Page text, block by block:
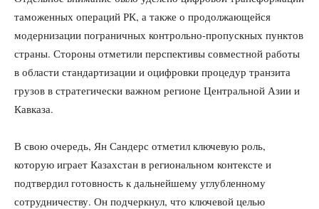
таможенных операций РК, а также о продолжающейся
модернизации пограничных контрольно-пропускных пунктов
страны. Стороны отметили перспективы совместной работы
в области стандартизации и оцифровки процедур транзита
грузов в стратегически важном регионе Центральной Азии и
Кавказа.
В свою очередь, Ян Сандерс отметил ключевую роль,
которую играет Казахстан в региональном контексте и
подтвердил готовность к дальнейшему углубленному
сотрудничеству. Он подчеркнул, что ключевой целью